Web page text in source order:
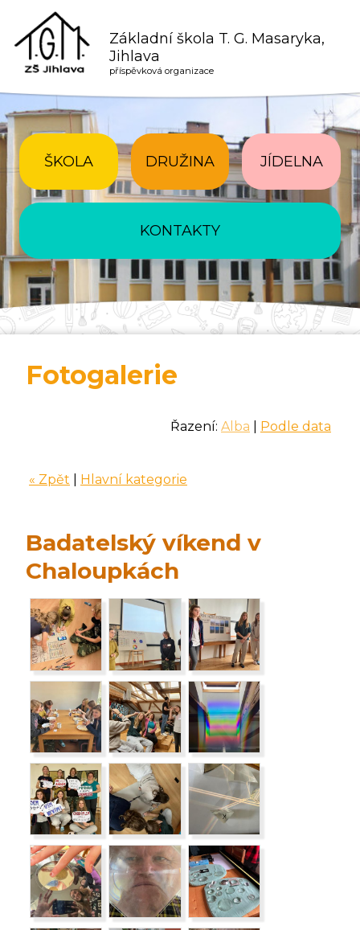
Základní škola T. G. Masaryka,
Jihlava
příspěvková organizace
ŠKOLA DRUŽINA JÍDELNA
KONTAKTY
Fotogalerie
Řazení: Alba Podle data
« Zpět Hlavní kategorie
Badatelský víkend v
Chaloupkách